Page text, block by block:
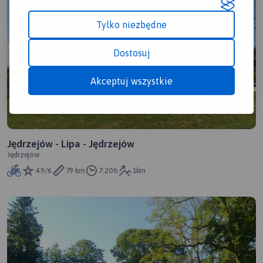
Tylko niezbędne
Dostosuj
Akceptuj wszystkie
Jędrzejów - Lipa - Jędrzejów
Jędrzejów
4.9/6
79 km 7:20 h 1km